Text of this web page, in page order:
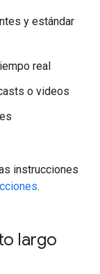
y estándar
real
o videos
instrucciones
.
largo